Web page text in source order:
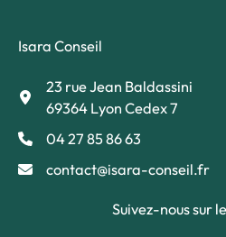
Isara Conseil
23 rue Jean Baldassini
69364 Lyon Cedex 7
04 27 85 86 63
contact@isara-conseil.fr
Suivez-nous sur